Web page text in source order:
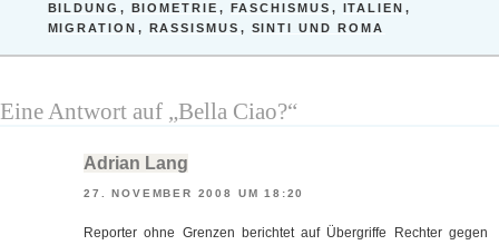
SCHLAGWÖRTER
BILDUNG , BIOMETRIE , FASCHISMUS , ITALIEN ,
MIGRATION , RASSISMUS , SINTI UND ROMA
Eine Antwort auf „Bella Ciao?“
Adrian Lang
27. NOVEMBER 2008 UM 18:20
Reporter ohne Grenzen berichtet auf Übergriffe Rechter gegen